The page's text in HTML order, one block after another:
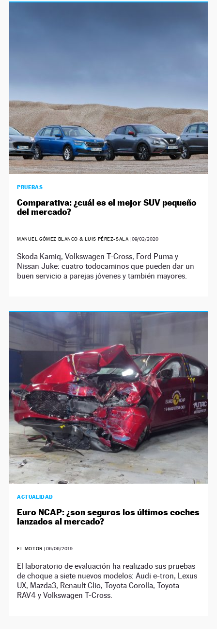
PRUEBAS
Comparativa: ¿cuál es el mejor SUV pequeño
del mercado?
MANUEL GÓMEZ BLANCO & LUIS PÉREZ-SALA |09/02/2020
Skoda Kamiq, Volkswagen T-Cross, Ford Puma y
Nissan Juke: cuatro todocaminos que pueden dar un
buen servicio a parejas jóvenes y también mayores.
ACTUALIDAD
Euro NCAP: ¿son seguros los últimos coches
lanzados al mercado?
EL MOTOR | 06/06/2019
El laboratorio de evaluación ha realizado sus pruebas
de choque a siete nuevos modelos: Audi e-tron, Lexus
UX, Mazda3, Renault Clio, Toyota Corolla, Toyota
RAV4 y Volkswagen T-Cross.